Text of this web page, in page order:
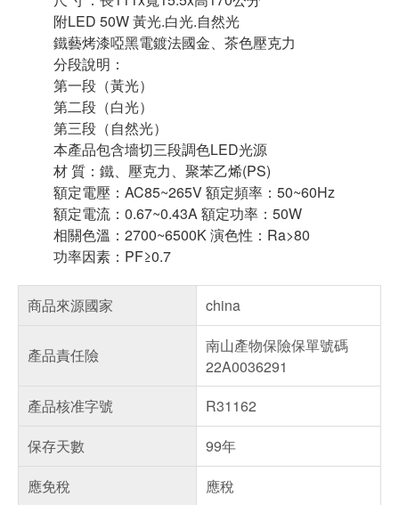
附LED 50W 黃光.白光.自然光
鐵藝烤漆啞黑電鍍法國金、茶色壓克力
分段說明：
第⼀段（⿈光）
第⼆段（⽩光）
第三段（⾃然光）
本產品包含墻切三段調⾊LED光源
材 質：鐵、壓克⼒、聚苯⼄烯(PS)
額定電壓：AC85~265V 額定頻率：50~60Hz
額定電流：0.67~0.43A 額定功率：50W
相關⾊溫：2700~6500K 演⾊性：Ra>80
功率因素：PF≥0.7
商品來源國家 china
產品責任險
南山產物保險保單號碼
22A0036291
產品核准字號
R31162
保存天數
99年
應免稅
應稅